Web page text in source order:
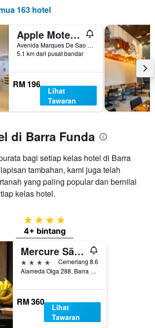
163 hotel
Apple Motel ( Adults Only )
Avenida Marques De Sao Vicente 1680, Sao Paulo, Brazil
5.1 km dari pusat bandar
RM 196
Lihat
Tawaran
di Barra Funda
bagi setiap kelas hotel di Barra
tambahan, kami juga telah
yang paling popular dan bernilai
kelas hotel.
4 bintang
4+ bintang
Mercure São Paulo Barra Funda
4 bintang
Cemerlang 8.6
Alameda Olga 288, Barra Funda, Sao Paulo, Brazil
RM 360
Lihat
Tawaran